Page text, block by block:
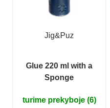
Jig&Puz
Glue 220 ml with a
Sponge
turime prekyboje (6)